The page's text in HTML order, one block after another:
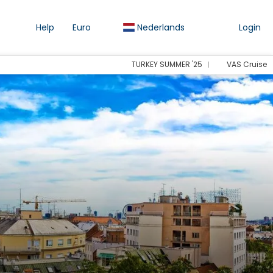
Help Euro Nederlands Login
TURKEY SUMMER '25 VAS Cruise